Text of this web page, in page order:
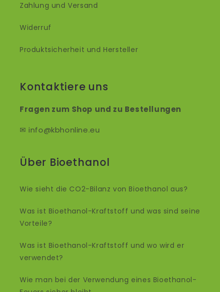
Zahlung und Versand
Widerruf
Produktsicherheit und Hersteller
Kontaktiere uns
Fragen zum Shop und zu Bestellungen
✉ info@kbhonline.eu
Über Bioethanol
Wie sieht die CO2-Bilanz von Bioethanol aus?
Was ist Bioethanol-Kraftstoff und was sind seine
Vorteile?
Was ist Bioethanol-Kraftstoff und wo wird er
verwendet?
Wie man bei der Verwendung eines Bioethanol-